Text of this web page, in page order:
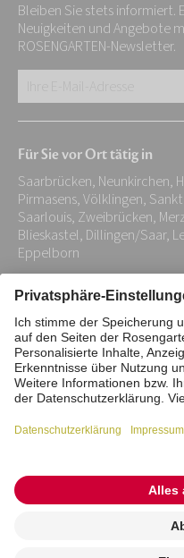
Bleiben Sie stets informiert.
Neuigkeiten und Angebote
ROSENGARTEN-Newsletter.
Adresse:
*
Für Sie vor Ort tätig in
Saarbrücken, Neunkirchen,
Pirmasens, Völklingen,
Saarlouis, Zweibrücken,
Blieskastel, Dillingen/Saar,
Eppelborn
Impressum
Interne Meldestelle
Barrierefreiheitserklärung
© 2026 ROSENGARTEN-